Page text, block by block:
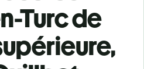
Turc de